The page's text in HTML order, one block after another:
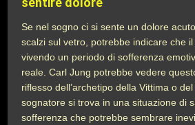
Se nel sogno ci si sente un dolore
scalzi sul vetro, potrebbe indicare che
vivendo un periodo di sofferenza
reale. Carl Jung potrebbe vedere
riflesso dell’archetipo della Vittima o
sognatore si trova in una situazione di
sofferenza che potrebbe sembrare